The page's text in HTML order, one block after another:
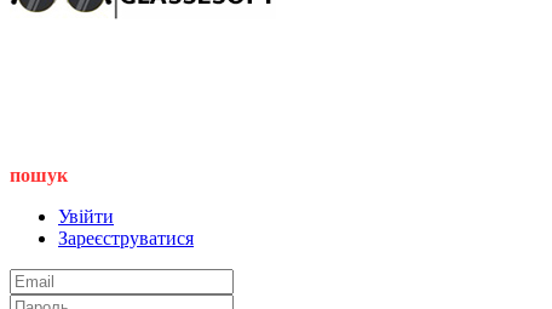
пошук
Увійти
Зареєструватися